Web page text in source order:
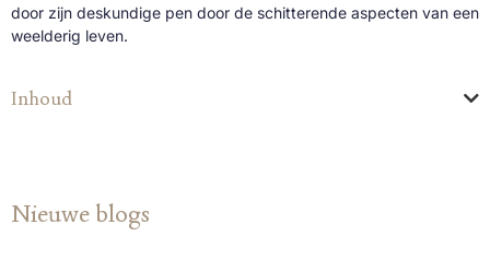
door zijn deskundige pen door de schitterende aspecten van een
weelderig leven.
Inhoud
Nieuwe blogs